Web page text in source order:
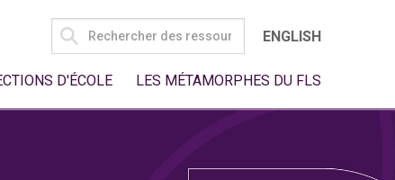
SEARCH
FOR:
ENGLISH
D'ÉCOLE LES MÉTAMORPHES DU FLS